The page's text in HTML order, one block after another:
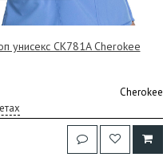
унисекс CK781A Cherokee
Cherokee